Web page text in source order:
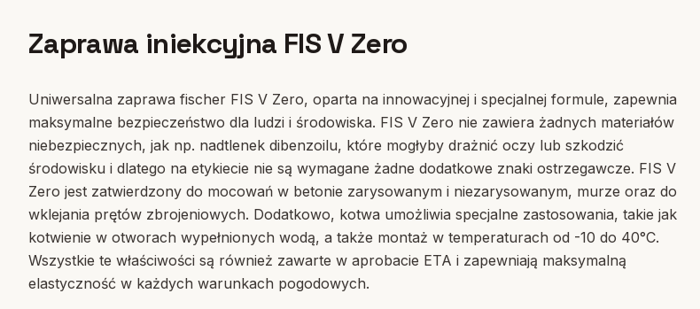
Zaprawa iniekcyjna FIS V Zero
Uniwersalna zaprawa fischer FIS V Zero, oparta na innowacyjnej i specjalnej formule, zapewnia
maksymalne bezpieczeństwo dla ludzi i środowiska. FIS V Zero nie zawiera żadnych materiałów
niebezpiecznych, jak np. nadtlenek dibenzoilu, które mogłyby drażnić oczy lub szkodzić
środowisku i dlatego na etykiecie nie są wymagane żadne dodatkowe znaki ostrzegawcze. FIS V
Zero jest zatwierdzony do mocowań w betonie zarysowanym i niezarysowanym, murze oraz do
wklejania prętów zbrojeniowych. Dodatkowo, kotwa umożliwia specjalne zastosowania, takie jak
kotwienie w otworach wypełnionych wodą, a także montaż w temperaturach od -10 do 40°C.
Wszystkie te właściwości są również zawarte w aprobacie ETA i zapewniają maksymalną
elastyczność w każdych warunkach pogodowych.